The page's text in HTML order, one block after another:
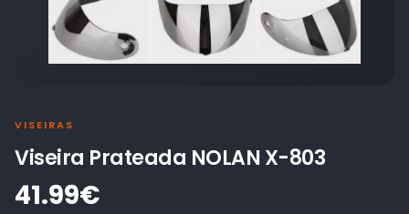
VISEIRAS
Viseira Prateada NOLAN X-803
41.99€